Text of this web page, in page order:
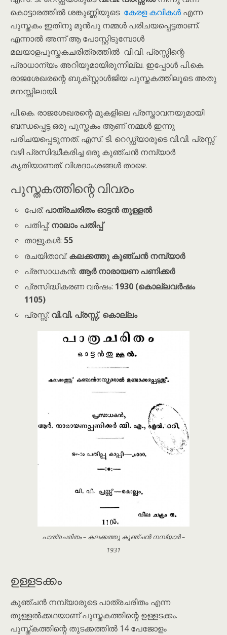
കൊട്ടാരത്തിൽ ശങ്കുണ്ണിയുടെ കേരള കവികൾ എന്ന
പുസ്തകം ഇതിനു മുൻപു നമ്മൾ പരിചയപ്പെട്ടതാണ്.
എന്നാൽ അന്ന് ആ പോസ്റ്റിടുമ്പോൾ
മലയാളപുസ്തകചരിത്രത്തിൽ വി.വി. പ്രസ്സിന്റെ
പ്രാധാന്യം അറിയുമായിരുന്നില്ല. ഇപ്പോൾ പി.കെ.
രാജശേഖരന്റെ ബുക്സ്റ്റാൾജിയ പുസ്തകത്തിലൂടെ അതു
മനസ്സിലായി.
പി.കെ. രാജശേഖരന്റെ മുകളിലെ പ്രസ്താവനയുമായി
ബന്ധപ്പെട്ട ഒരു പുസ്തകം ആണ് നമ്മൾ ഇന്നു
പരിചയപ്പെടുന്നത്. എസ്. ടി. റെഡ്ഡ്യാരുടെ വി.വി. പ്രസ്സ്
വഴി പ്രസിദ്ധീകരിച്ച ഒരു കുഞ്ചൻ നമ്പ്യാർ
കൃതിയാണത്. വിശദാംശങ്ങൾ താഴെ.
പുസ്തകത്തിന്റെ വിവരം
പേര്:പാത്രചരിതം ഓട്ടൻ തുള്ളൽ
പതിപ്പ്:നാലാം പതിപ്പ്
താളുകൾ: 55
രചയിതാവ്:കലക്കത്തു കുഞ്ചൻ നമ്പ്യാർ
പ്രസാധകൻ: ആർ നാരായണ പണിക്കർ
പ്രസിദ്ധീകരണ വർഷം: 1930 (കൊല്ലവർഷം
1105)
പ്രസ്സ്:വി.വി. പ്രസ്സ്, കൊല്ലം
പാത്രചരിതം – കലക്കത്തു കുഞ്ചൻ നമ്പ്യാർ –
1931
ഉള്ളടക്കം
കുഞ്ചൻ നമ്പ്യാരുടെ പാത്രചരിതം എന്ന
തുള്ളൽക്കഥയാണ് പുസ്തകത്തിന്റെ ഉള്ളടക്കം.
പുസ്ത്കത്തിന്റെ തുടക്കത്തിൽ 14 പേജോളം